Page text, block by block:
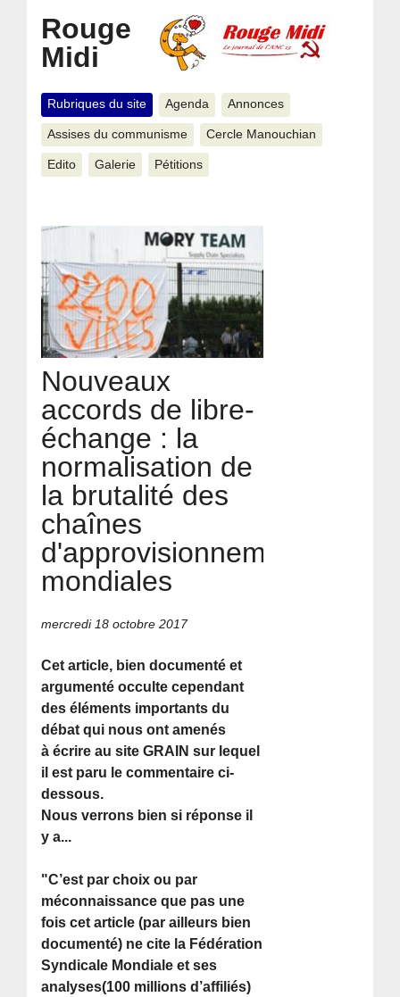
Rouge
Midi
Rubriques du site Agenda Annonces
Assises du communisme Cercle Manouchian
Edito Galerie Pétitions
Nouveaux
accords de libre-
échange : la
normalisation de
la brutalité des
chaînes
d'approvisionnement
mondiales
mercredi 18 octobre 2017
Cet article, bien documenté et
argumenté occulte cependant
des éléments importants du
débat qui nous ont amenés
à écrire au site GRAIN sur lequel
il est paru le commentaire ci-
dessous.
Nous verrons bien si réponse il
y a...
"C’est par choix ou par
méconnaissance que pas une
fois cet article (par ailleurs bien
documenté) ne cite la Fédération
Syndicale Mondiale et ses
analyses(100 millions d’affiliés)